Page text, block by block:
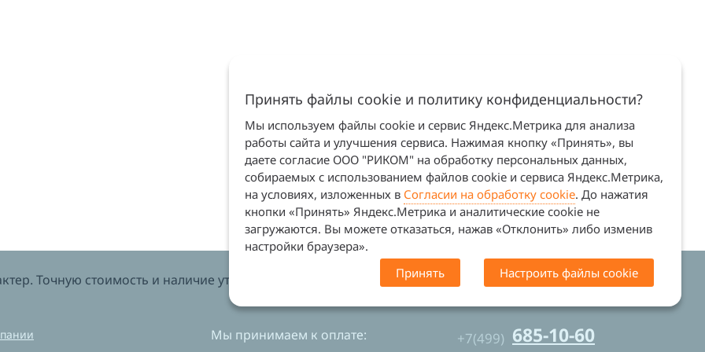
Точную стоимость и наличие уточняйте у менеджеров. Сайт не является офертой (ст. 437 ГК
Мы принимаем к оплате: +7(499) 685-10-60
Принять файлы cookie и политику конфиденциальности?
Мы используем файлы cookie и сервис Яндекс.Метрика для анализа
работы сайта и улучшения сервиса. Нажимая кнопку «Принять», вы
даете согласие ООО "РИКОМ" на обработку персональных данных,
собираемых с использованием файлов cookie и сервиса Яндекс.Метрика,
на условиях, изложенных в Согласии на обработку cookie. До нажатия
кнопки «Принять» Яндекс.Метрика и аналитические cookie не
загружаются. Вы можете отказаться, нажав «Отклонить» либо изменив
настройки браузера».
Принять
Настроить файлы cookie